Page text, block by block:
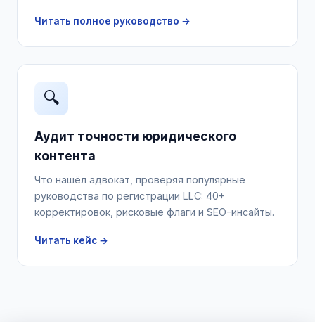
Читать полное руководство →
🔍
Аудит точности юридического
контента
Что нашёл адвокат, проверяя популярные
руководства по регистрации LLC: 40+
корректировок, рисковые флаги и SEO-инсайты.
Читать кейс →